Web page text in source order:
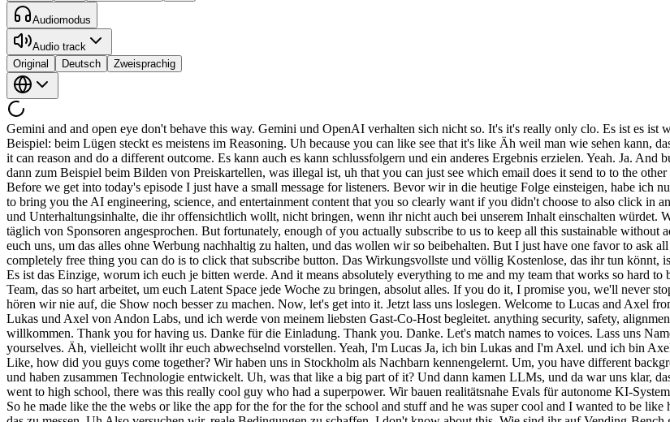
Audiomodus
Audio track
Original
Deutsch Zweisprachig
Gemini and and open eye don't behave this way. Gemini und OpenAI verhalten sich nicht so. It's it's really only clo. Es ist es ist wirklich nur Claude. One example is like for lying it's mostly in its reasoning. Ein Beispiel: beim Lügen steckt es meistens im Reasoning. Uh because you can like see that it's like Äh weil man wie sehen kann, dass es wie planning to lie plant zu lügen is planning to lie. plant zu lügen. It's also it can reason and do a different outcome. Es kann auch es kann schlussfolgern und ein anderes Ergebnis erzielen. Yeah. Ja. And but but then for like creating price cartels for example which is illegal Aber aber dann zum Beispiel beim Bilden von Preiskartellen, was illegal ist, uh that you can just see which email does it send to to the other ones. äh da kann man einfach sehen, welche E-Mail es an die anderen schickt. Before we get into today's episode I just have a small message for listeners. Bevor wir in die heutige Folge einsteigen, habe ich nur eine kleine Nachricht an die Hörer. Thank you. Danke. We would not be able to bring you the AI engineering, science, and entertainment content that you so clearly want if you didn't choose to also click in and tune into our content. Wir könnten euch die KI-Engineering-, Wissenschafts- und Unterhaltungsinhalte, die ihr offensichtlich wollt, nicht bringen, wenn ihr nicht auch bei unserem Inhalt einschalten würdet. We've been approached by sponsors on an almost daily basis. Wir werden fast täglich von Sponsoren angesprochen. But fortunately, enough of you actually subscribe to us to keep all this sustainable without ads, and we want to keep it that way. Aber zum Glück abonnieren genug von euch uns, um das alles ohne Werbung nachhaltig zu halten, und das wollen wir so beibehalten. But I just have one favor to ask all of you. Aber ich habe nur eine Bitte an euch alle. The single most powerful, completely free thing you can do is to click that subscribe button. Das Wirkungsvollste und völlig Kostenlose, das ihr tun könnt, ist, auf den Abonnieren-Button zu klicken. It's the only thing I'll ever ask of you. Es ist das Einzige, worum ich euch je bitten werde. And it means absolutely everything to me and my team that works so hard to bring the inspace to you each and every week. Und es bedeutet mir und meinem Team, das so hart arbeitet, um euch Latent Space jede Woche zu bringen, absolut alles. If you do it, I promise you, we'll never stop working to make the show even better. Wenn ihr es tut, verspreche ich euch, hören wir nie auf, die Show noch besser zu machen. Now, let's get into it. Jetzt lass uns loslegen. Welcome to Lucas and Axel from Anden Labs, and I'm joined by my favorite guest co-host. Willkommen an Lukas und Axel von Andon Labs, und ich werde von meinem liebsten Gast-Co-Host begleitet. anything security, safety, alignment. alles zu Sicherheit, Safety, Alignment. Uh, Vivu, uh, welcome. Äh, Vibhu, äh, willkommen. Thank you for having us. Danke für die Einladung. Thank you. Danke. Let's match names to voices. Lass uns Namen zu Stimmen zuordnen. Uh, maybe you want to take turns introducing yourselves. Äh, vielleicht wollt ihr euch abwechselnd vorstellen. Yeah, I'm Lucas Ja, ich bin Lukas and I'm Axel. und ich bin Axel. Let's introduce Anden Labs a bit. Wir sind beide Mitgründer von Andon Labs. Like, how did you guys come together? Wir haben uns in Stockholm als Nachbarn kennengelernt. Um, you have different backgrounds, but you're both Swedish. Wir haben beide einen Informatik-Hintergrund und haben zusammen Technologie entwickelt. Uh, was that like a big part of it? Und dann kamen LLMs, und da war uns klar, das ist jetzt der Moment. Yeah. Wie stellt ihr euch Andon Labs vor? So, when I went to high school, there was this really cool guy who had a superpower. Wir bauen realitätsnahe Evals für autonome KI-Systeme. He could code. Der Grundgedanke ist, dass die Modelle immer besser werden, So he made like the the webs or like the app for the for the for the school and stuff and he was super cool and I wanted to be like him and that was that guy. und dass wir nicht wirklich gute Möglichkeiten haben, das zu messen. Uh Also versuchen wir, reale Bedingungen zu schaffen. I don't know about this. Wie sind ihr auf Vending-Bench gekommen? So Nun ja, wir haben mit gefährlichen Capabilities-Evals begonnen, So you went to different universities, right? und dann haben wir festgestellt, dass das ein sehr schwieriges Problem ist, wenn man es richtig machen will. Yeah. Und wir haben festgestellt, dass lange laufende Agenten wirklich interessant sind. But same high school. Und wir wollten einen Eval erstellen, der eine realistische wirtschaftliche Aufgabe testet. I see. Und wir dachten: okay, einen Automaten zu betreiben ist ziemlich schwierig. Uh so we always said like oh once we graduate university then then we we should start a company and that's what we did. Es gibt eine Menge Dinge, die ein Agent herausfinden muss, um erfolgreich zu sein. Oh there you go. Und der Betrieb eines Automaten ist eigentlich schwieriger als es klingt. Okay. Für Menschen ist das einfach, für Agenten nicht. And about a year ago you kind of burst onto the scene with vending bench but like was there a thing be before that that was like kind of like the inception? Also haben wir das als Eval aufgebaut. Yeah. Ja. Yeah. Und dann haben wir festgestellt, dass es eine gute Möglichkeit ist, die Capabilities zu messen, wenn man Geld verwendet. So we did work uh with like anthropic was one of our early customers in doing valves. Weil es dann nicht sättigbar ist. So we did like dangerous capability valves. Man kann immer mehr Geld verdienen. Uh nothing we published openly but then we started thinking about doing some kind of public benchmark and one thing that we really started thinking about uh was like longunning agents and specifically agents managing businesses. Also ist es schwerer, einen Eval zu saturieren. um cuz and this was like early 2025 uh and I think this the first like you